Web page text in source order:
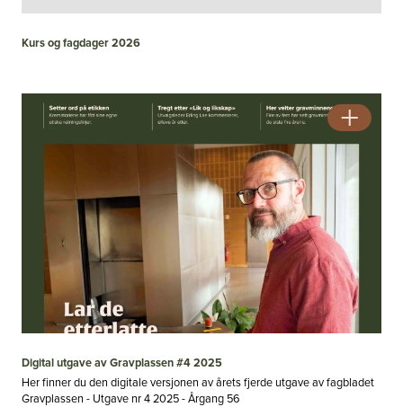
Kurs og fagdager 2026
Digital utgave av Gravplassen #4 2025
Her finner du den digitale versjonen av årets fjerde utgave av fagbladet
Gravplassen - Utgave nr 4 2025 - Årgang 56